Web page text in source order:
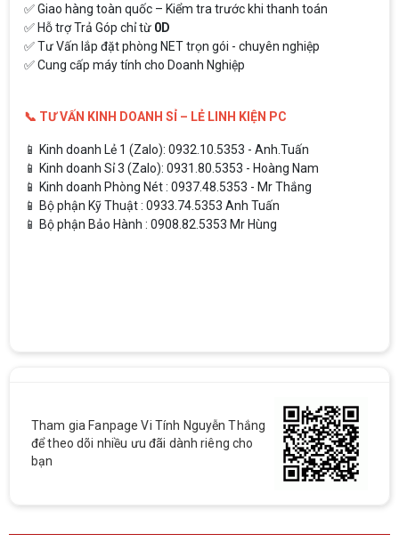
✅ Giao hàng toàn quốc – Kiểm tra trước khi thanh toán
✅ Hỗ trợ Trả Góp chỉ từ 0D
✅ Tư Vấn lắp đặt phòng NET trọn gói - chuyên nghiệp
✅ Cung cấp máy tính cho Doanh Nghiệp
📞 TƯ VẤN KINH DOANH SỈ – LẺ LINH KIỆN PC
📱 Kinh doanh Lẻ 1 (Zalo): 0932.10.5353 - Anh.Tuấn
📱 Kinh doanh Sỉ 3 (Zalo): 0931.80.5353 - Hoàng Nam
📱 Kinh doanh Phòng Nét : 0937.48.5353 - Mr Thắng
📱 Bộ phận Kỹ Thuật : 0933.74.5353 Anh Tuấn
📱 Bộ phận Bảo Hành : 0908.82.5353 Mr Hùng
Tham gia Fanpage Vi Tính Nguyễn Thắng
để theo dõi nhiều ưu đãi dành riêng cho
bạn